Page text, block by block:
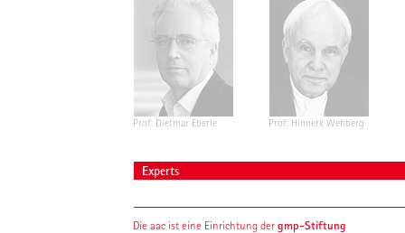
Prof. Dietmar Eberle Prof. Hinnerk Wehberg
Experts
Die aac ist eine Einrichtung dergmp-Stiftung